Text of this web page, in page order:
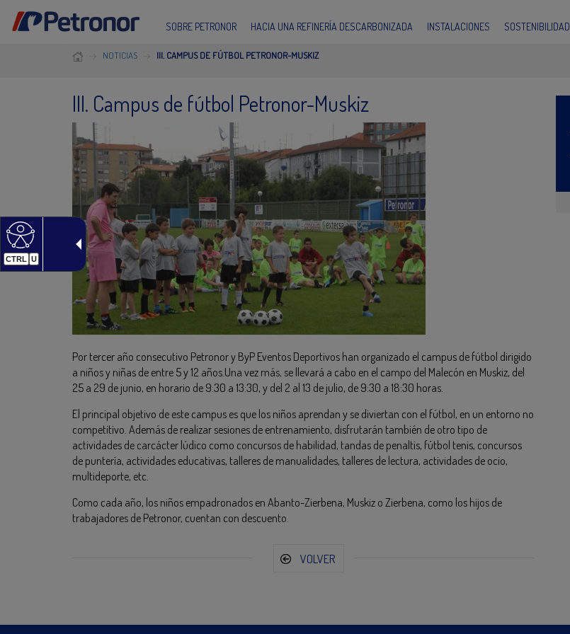
CTRL U
SOBRE PETRONOR HACIA UNA REFINERÍA DESCARBONIZADA INSTALACIONES SOSTENIBILIDAD
NOTICIAS III. CAMPUS DE FÚTBOL PETRONOR-MUSKIZ
III. Campus de fútbol Petronor-Muskiz
Por tercer año consecutivo Petronor y ByP Eventos Deportivos han organizado el campus de fútbol dirigido
a niños y niñas de entre 5 y 12 años.Una vez más, se llevará a cabo en el campo del Malecón en Muskiz, del
25 a 29 de junio, en horario de 9:30 a 13:30, y del 2 al 13 de julio, de 9:30 a 18:30 horas.
El principal objetivo de este campus es que los niños aprendan y se diviertan con el fútbol, en un entorno no
competitivo. Además de realizar sesiones de entrenamiento, disfrutarán también de otro tipo de
actividades de carcácter lúdico como concursos de habilidad, tandas de penaltis, fútbol tenis, concursos
de puntería, actividades educativas, talleres de manualidades, talleres de lectura, actividades de ocio,
multideporte, etc.
Como cada año, los niños empadronados en Abanto-Zierbena, Muskiz o Zierbena, como los hijos de
trabajadores de Petronor, cuentan con descuento.
VOLVER